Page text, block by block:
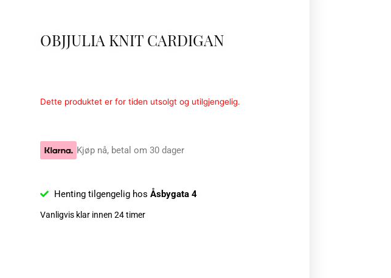
OBJJULIA KNIT CARDIGAN
Dette produktet er for tiden utsolgt og utilgjengelig.
Kjøp nå, betal om 30 dager
Henting tilgengelig hos Åsbygata 4
Vanligvis klar innen 24 timer